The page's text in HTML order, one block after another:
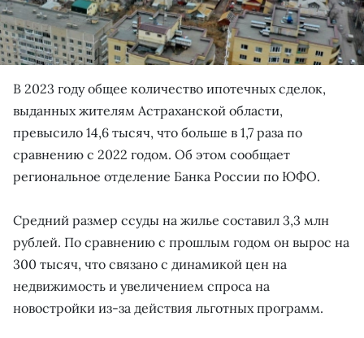
В 2023 году общее количество ипотечных сделок,
выданных жителям Астраханской области,
превысило 14,6 тысяч, что больше в 1,7 раза по
сравнению с 2022 годом. Об этом сообщает
региональное отделение Банка России по ЮФО.
Средний размер ссуды на жилье составил 3,3 млн
рублей. По сравнению с прошлым годом он вырос на
300 тысяч, что связано с динамикой цен на
недвижимость и увеличением спроса на
новостройки из-за действия льготных программ.